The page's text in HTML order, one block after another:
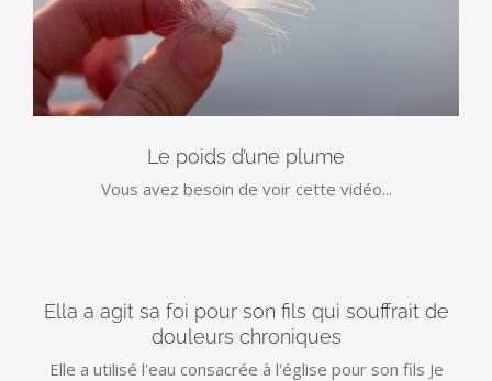
Le poids d’une plume
Vous avez besoin de voir cette vidéo...
Ella a agit sa foi pour son fils qui souffrait de
douleurs chroniques
Elle a utilisé l'eau consacrée à l'église pour son fils Je